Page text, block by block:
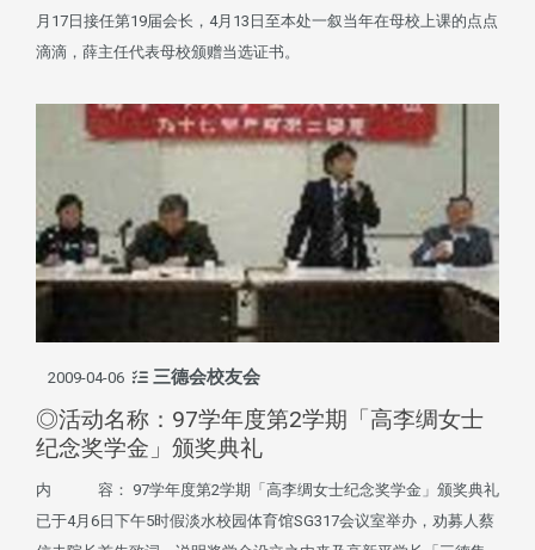
月17日接任第19届会长，4月13日至本处一叙当年在母校上课的点点
滴滴，薛主任代表母校颁赠当选证书。
2009-04-06 三德会校友会
◎活动名称：97学年度第2学期「高李绸女士
纪念奖学金」颁奖典礼
内 容： 97学年度第2学期「高李绸女士纪念奖学金」颁奖典礼
已于4月6日下午5时假淡水校园体育馆SG317会议室举办，劝募人蔡